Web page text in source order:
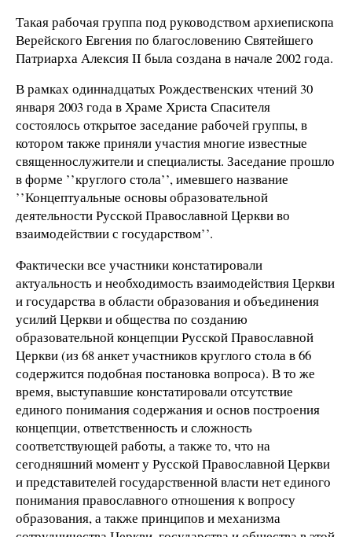
Такая рабочая группа под руководством архиепископа
Верейского Евгения по благословению Святейшего
Патриарха Алексия II была создана в начале 2002 года.
В рамках одиннадцатых Рождественских чтений 30
января 2003 года в Храме Христа Спасителя
состоялось открытое заседание рабочей группы, в
котором также приняли участия многие известные
священнослужители и специалисты. Заседание прошло
в форме ’’круглого стола’’, имевшего название
’’Концептуальные основы образовательной
деятельности Русской Православной Церкви во
взаимодействии с государством’’.
Фактически все участники констатировали
актуальность и необходимость взаимодействия Церкви
и государства в области образования и объединения
усилий Церкви и общества по созданию
образовательной концепции Русской Православной
Церкви (из 68 анкет участников круглого стола в 66
содержится подобная постановка вопроса). В то же
время, выступавшие констатировали отсутствие
единого понимания содержания и основ построения
концепции, ответственность и сложность
соответствующей работы, а также то, что на
сегодняшний момент у Русской Православной Церкви
и представителей государственной власти нет единого
понимания православного отношения к вопросу
образования, а также принципов и механизма